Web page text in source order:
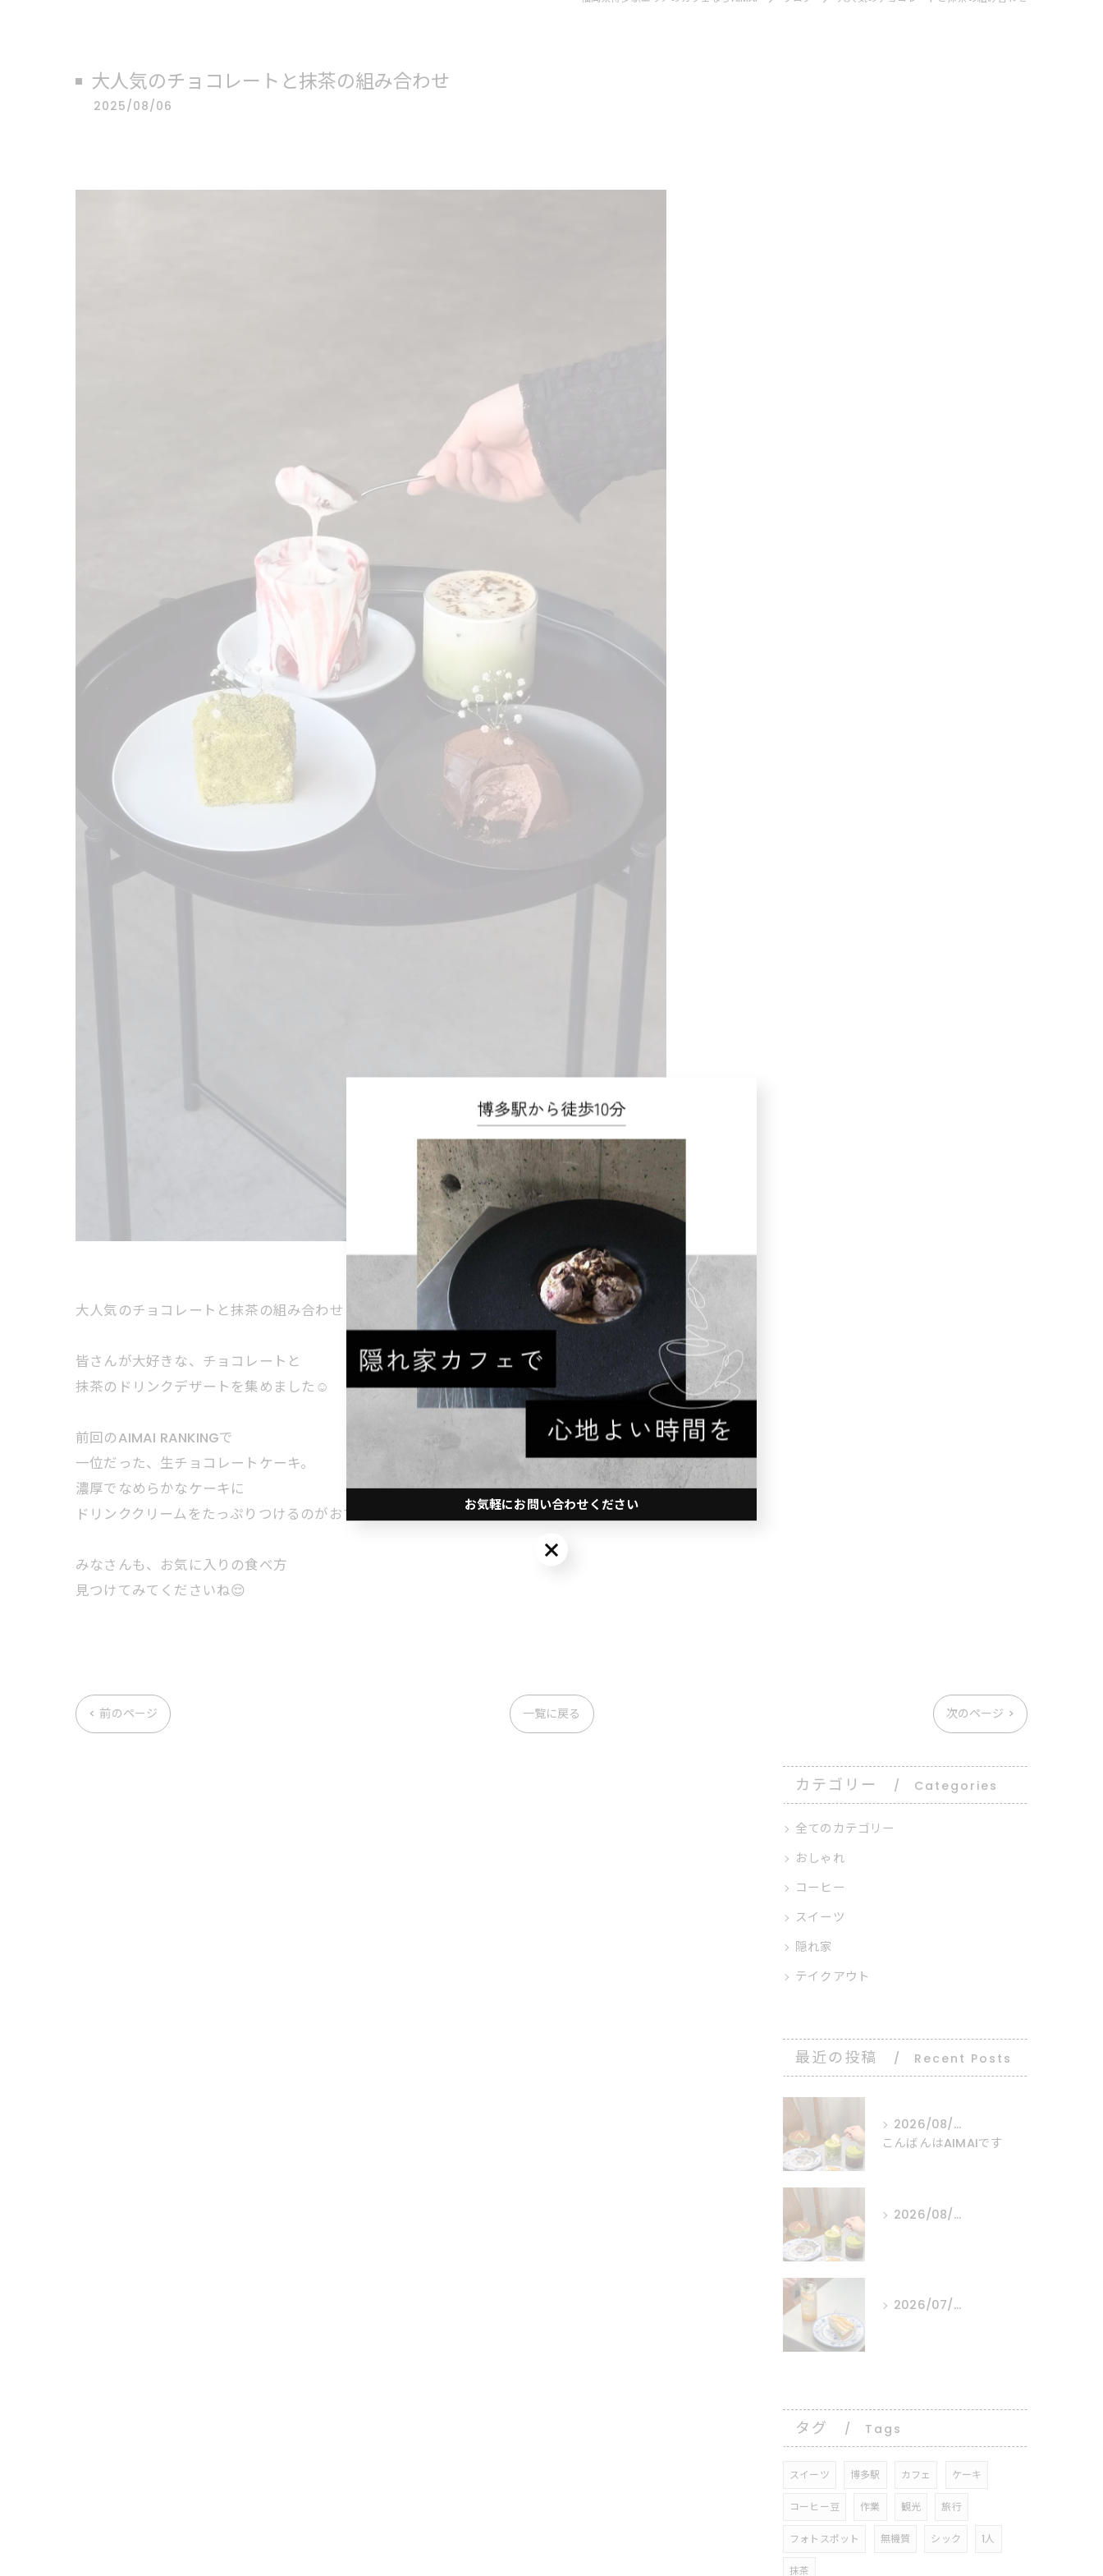
大人気のチョコレートと抹茶の組み合わせ
2025/08/06
大人気のチョコレートと抹茶の組み合わせ
皆さんが大好きな、チョコレートと
抹茶のドリンクデザートを集めました☺️
前回のAIMAI RANKINGで
一位だった、生チョコレートケーキ。
濃厚でなめらかなケーキに
ドリンククリームをたっぷりつけるのがおすすめです！
みなさんも、お気に入りの食べ方
見つけてみてくださいね😌
< 前のページ 一覧に戻る 次のページ >
カテゴリー Categories
全てのカテゴリー
おしゃれ
コーヒー
スイーツ
隠れ家
テイクアウト
最近の投稿 Recent Posts
2026/08/06
こんばんはAIMAIです
2026/08/05
2026/07/30
タグ Tags
スイーツ 博多駅 カフェ ケーキ
コーヒー豆 作業 観光 旅行
フォトスポット 無機質 シック 1人
抹茶
お気軽にお問い合わせください
お気軽にお問い合わせください